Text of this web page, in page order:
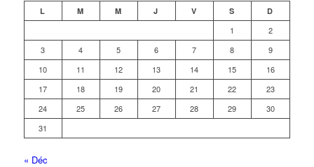
L M M J V S D
1
2
3
4 5 6 7 8
9
10
11 12 13 14 15
16
17
18 19 20 21 22
23
24
25 26 27 28 29
30
31
« Déc